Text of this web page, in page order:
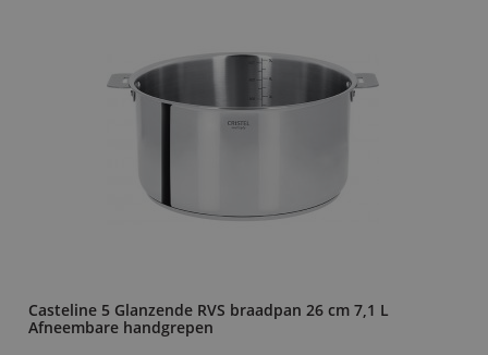
Casteline 5 Glanzende RVS braadpan 26 cm 7,1 L
Afneembare handgrepen